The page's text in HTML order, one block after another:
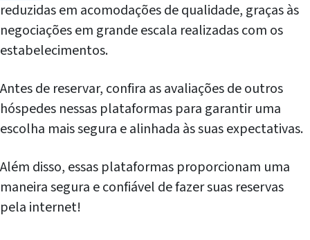
reduzidas em acomodações de qualidade, graças às
negociações em grande escala realizadas com os
estabelecimentos.
Antes de reservar, confira as avaliações de outros
hóspedes nessas plataformas para garantir uma
escolha mais segura e alinhada às suas expectativas.
Além disso, essas plataformas proporcionam uma
maneira segura e confiável de fazer suas reservas
pela internet!